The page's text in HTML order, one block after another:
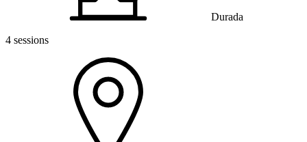
Durada
4 sessions